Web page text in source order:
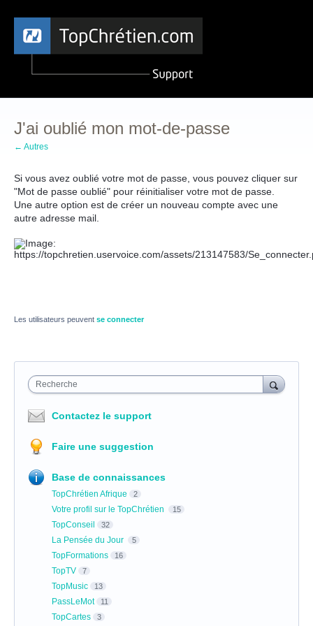
J'ai oublié mon mot-de-passe
← Autres
Si vous avez oublié votre mot de passe, vous pouvez cliquer sur
"Mot de passe oublié" pour réinitialiser votre mot de passe.
Une autre option est de créer un nouveau compte avec une
autre adresse mail.
Les utilisateurs peuvent se connecter
Recherche
Contactez le support
Faire une suggestion
Base de connaissances
TopChrétien Afrique 2
Votre profil sur le TopChrétien 15
TopConseil 32
La Pensée du Jour 5
TopFormations 16
TopTV 7
TopMusic 13
PassLeMot 11
TopCartes 3